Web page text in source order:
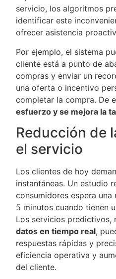
servicio, los algoritmos
identificar este
ofrecer asistencia
Por ejemplo, el sistema
cliente está a punto de
compras y enviar un
una oferta o incentivo
completar la compra. De
esfuerzo y se mejora la
Reducción de
el servicio
Los clientes de hoy
instantáneas. Un estudio
consumidores espera una
5 minutos cuando tienen
Los servicios predictivos,
datos en tiempo real,
respuestas rápidas y
eficiencia operativa y
del cliente.